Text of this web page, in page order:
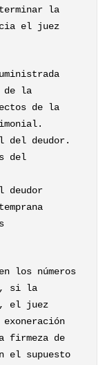
la
el juez
de la
de la
del deudor.
del
deudor
los números
si la
el juez
firmeza de
el supuesto